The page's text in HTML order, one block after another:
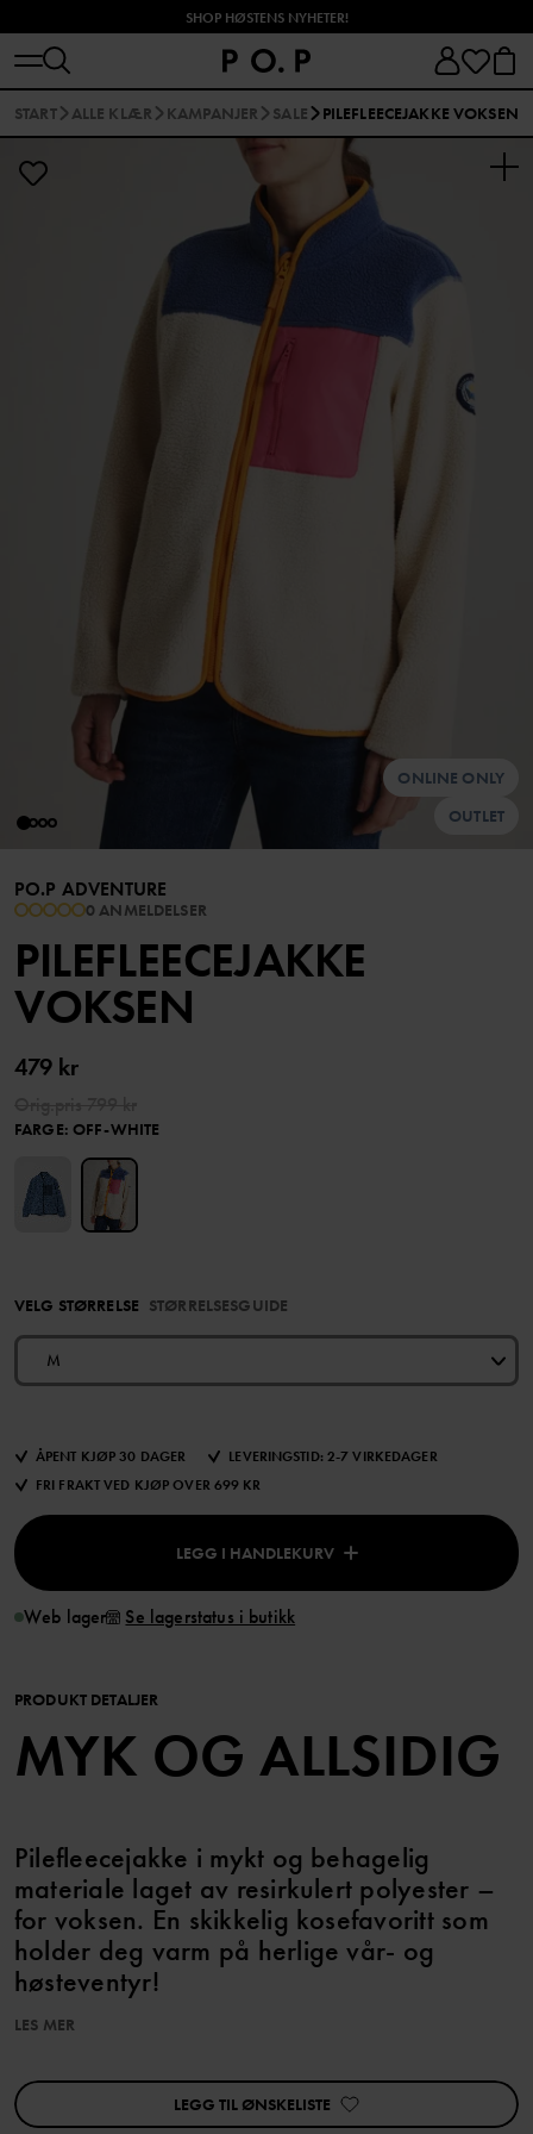
SHOP HØSTENS NYHETER!
START ALLE KLÆR KAMPANJER SALE PILEFLEECEJAKKE VOKSEN
ONLINE ONLY
OUTLET
PO.P ADVENTURE
0 ANMELDELSER
PILEFLEECEJAKKE
VOKSEN
479 kr
FARGE: OFF-WHITE
VELG STØRRELSE STØRRELSESGUIDE
M
ÅPENT KJØP 30 DAGER
LEVERINGSTID: 2-7 VIRKEDAGER
FRI FRAKT VED KJØP OVER 699 KR
LEGG I HANDLEKURV
Web lager Se lagerstatus i butikk
PRODUKT DETALJER
MYK OG ALLSIDIG
Pilefleecejakke i mykt og behagelig
materiale laget av resirkulert polyester –
for voksen. En skikkelig kosefavoritt som
holder deg varm på herlige vår- og
høsteventyr!
spennende opplevelser i naturen.
Voksenstørrelsene våre følger standardmål, så velg den størrelsen
LES MER
LEGG TIL ØNSKELISTE